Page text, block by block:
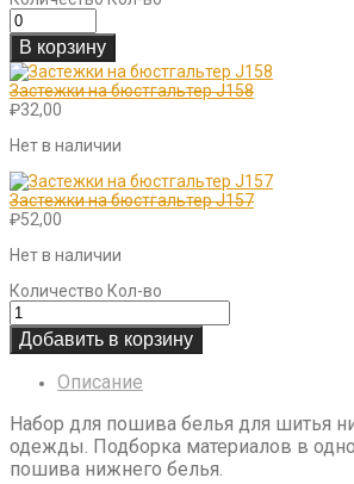
В корзину
Застежки на бюстгальтер J158
₽32,00
Нет в наличии
Застежки на бюстгальтер J157
₽52,00
Нет в наличии
Количество Кол-во
Добавить в корзину
Описание
Набор для пошива белья для шитья
одежды. Подборка материалов в
пошива нижнего белья.